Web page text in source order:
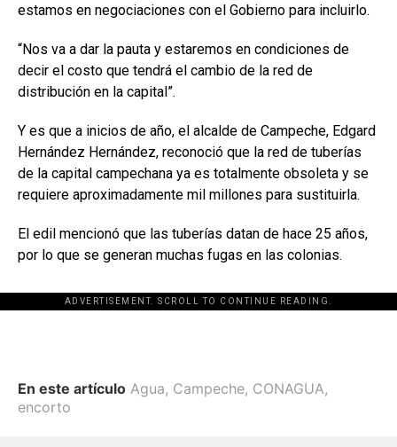
estamos en negociaciones con el Gobierno para incluirlo.
“Nos va a dar la pauta y estaremos en condiciones de
decir el costo que tendrá el cambio de la red de
distribución en la capital”.
Y es que a inicios de año, el alcalde de Campeche, Edgard
Hernández Hernández, reconoció que la red de tuberías
de la capital campechana ya es totalmente obsoleta y se
requiere aproximadamente mil millones para sustituirla.
El edil mencionó que las tuberías datan de hace 25 años,
por lo que se generan muchas fugas en las colonias.
ADVERTISEMENT. SCROLL TO CONTINUE READING.
En este artículo Agua, Campeche, CONAGUA,
encorto